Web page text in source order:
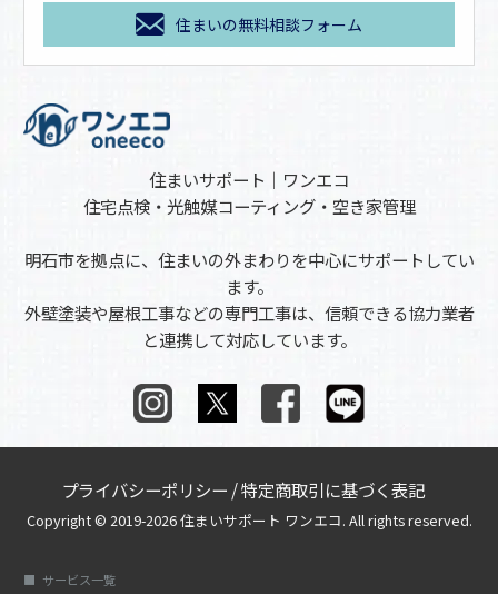
住まいの無料相談フォーム
住まいサポート｜ワンエコ
住宅点検・光触媒コーティング・空き家管理
明石市を拠点に、住まいの外まわりを中心にサポートしてい
ます。
外壁塗装や屋根工事などの専門工事は、信頼できる協力業者
と連携して対応しています。
プライバシーポリシー /特定商取引に基づく表記
Copyright © 2019-2026 住まいサポート ワンエコ. All rights reserved.
サービス一覧